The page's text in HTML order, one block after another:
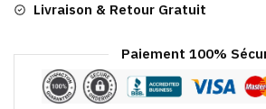
Livraison & Retour Gratuit
Paiement 100%